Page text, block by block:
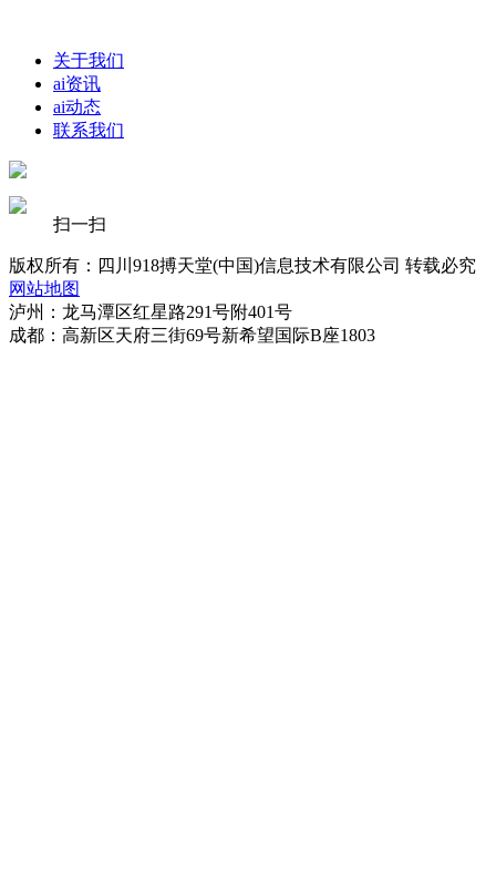
关于我们
ai资讯
ai动态
联系我们
扫一扫
版权所有：四川918搏天堂(中国)信息技术有限公司 转载必究
网站地图
泸州：龙马潭区红星路291号附401号
成都：高新区天府三街69号新希望国际B座1803